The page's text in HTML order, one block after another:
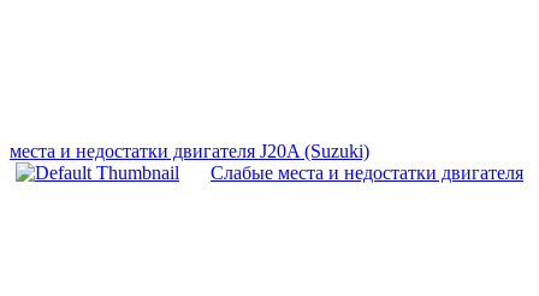
места и недостатки двигателя J20A (Suzuki)
Слабые места и недостатки двигателя